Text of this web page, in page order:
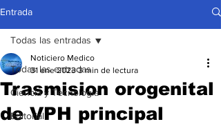
Entrada
Todas las entradas
Ciencia y Tecnología
Editorial
Todas las entradas
Trasmision orogenital
de VPH principal
Noticiero Medico
31 ene 2023 3 min de lectura